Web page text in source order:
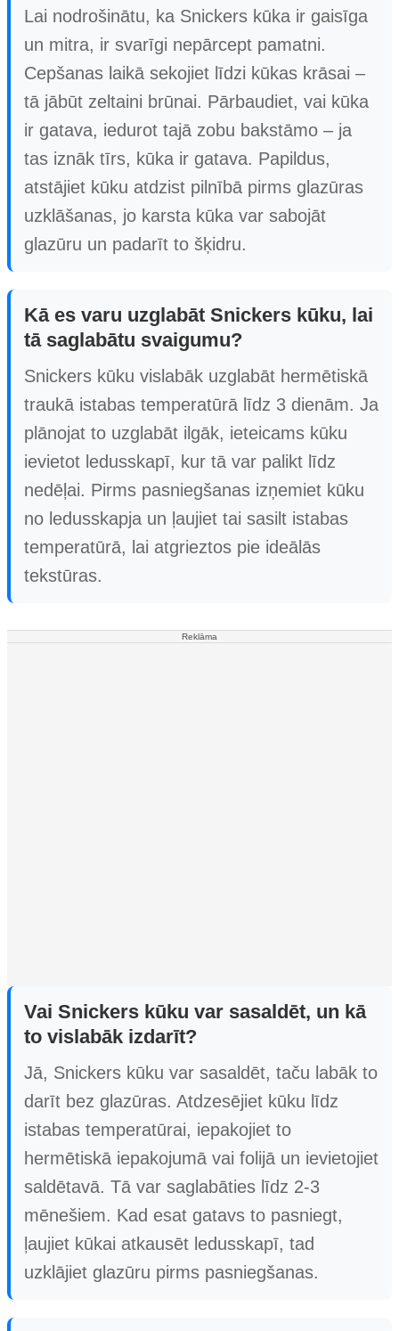
Lai nodrošinātu, ka Snickers kūka ir gaisīga
un mitra, ir svarīgi nepārcept pamatni.
Cepšanas laikā sekojiet līdzi kūkas krāsai –
tā jābūt zeltaini brūnai. Pārbaudiet, vai kūka
ir gatava, iedurot tajā zobu bakstāmo – ja
tas iznāk tīrs, kūka ir gatava. Papildus,
atstājiet kūku atdzist pilnībā pirms glazūras
uzklāšanas, jo karsta kūka var sabojāt
glazūru un padarīt to šķidru.
Kā es varu uzglabāt Snickers kūku, lai
tā saglabātu svaigumu?
Snickers kūku vislabāk uzglabāt hermētiskā
traukā istabas temperatūrā līdz 3 dienām. Ja
plānojat to uzglabāt ilgāk, ieteicams kūku
ievietot ledusskapī, kur tā var palikt līdz
nedēļai. Pirms pasniegšanas izņemiet kūku
no ledusskapja un ļaujiet tai sasilt istabas
temperatūrā, lai atgrieztos pie ideālās
tekstūras.
Reklāma
Vai Snickers kūku var sasaldēt, un kā
to vislabāk izdarīt?
Jā, Snickers kūku var sasaldēt, taču labāk to
darīt bez glazūras. Atdzesējiet kūku līdz
istabas temperatūrai, iepakojiet to
hermētiskā iepakojumā vai folijā un ievietojiet
saldētavā. Tā var saglabāties līdz 2-3
mēnešiem. Kad esat gatavs to pasniegt,
ļaujiet kūkai atkausēt ledusskapī, tad
uzklājiet glazūru pirms pasniegšanas.